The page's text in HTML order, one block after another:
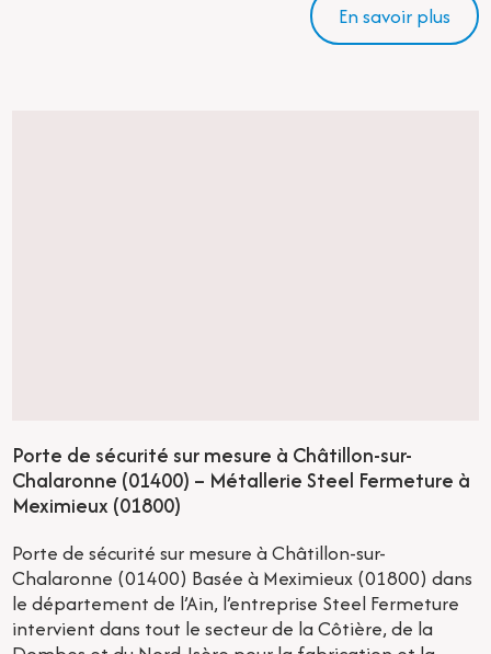
En savoir plus
Porte de sécurité sur mesure à Châtillon-sur-
Chalaronne (01400) – Métallerie Steel Fermeture à
Meximieux (01800)
Porte de sécurité sur mesure à Châtillon-sur-
Chalaronne (01400) Basée à Meximieux (01800) dans
le département de l’Ain, l’entreprise Steel Fermeture
intervient dans tout le secteur de la Côtière, de la